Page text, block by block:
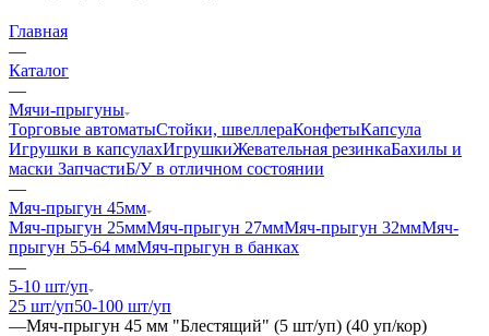
Главная
—
Каталог
—
Мячи-прыгуны
Торговые автоматыСтойки, швеллераКонфетыКапсула
Игрушки в капсулахИгрушкиЖевательная резинкаБахилы и
маски ЗапчастиБ/У в отличном состоянии
—
Мяч-прыгун 45мм
Мяч-прыгун 25ммМяч-прыгун 27ммМяч-прыгун 32ммМяч-
прыгун 55-64 ммМяч-прыгун в банках
—
5-10 шт/уп
25 шт/уп50-100 шт/уп
—Мяч-прыгун 45 мм "Блестящий" (5 шт/уп) (40 уп/кор)